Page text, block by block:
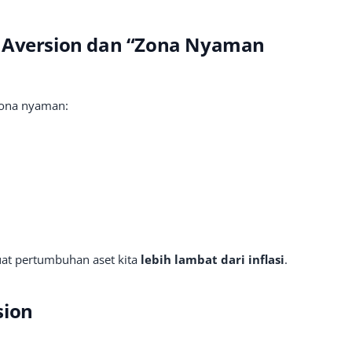
dan “Zona Nyaman
nyaman:
pertumbuhan aset kita lebih lambat dari inflasi.